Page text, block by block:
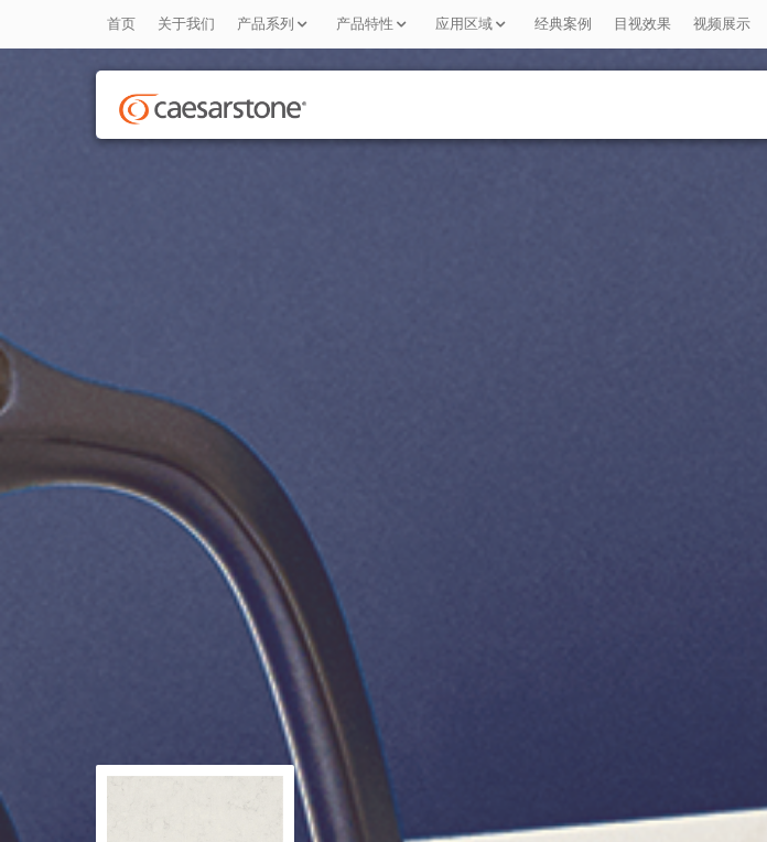
首页 关于我们 产品系列 产品特性 应用区域 经典案例 目视效果 视频展示